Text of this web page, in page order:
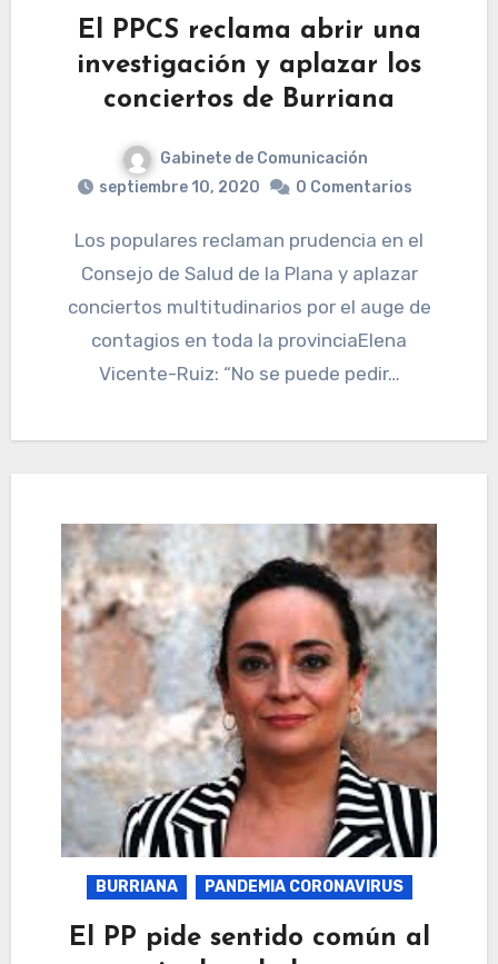
El PPCS reclama abrir una
investigación y aplazar los
conciertos de Burriana
Gabinete de Comunicación
septiembre 10, 2020
0 Comentarios
Los populares reclaman prudencia en el
Consejo de Salud de la Plana y aplazar
conciertos multitudinarios por el auge de
contagios en toda la provinciaElena
Vicente-Ruiz: “No se puede pedir…
BURRIANA PANDEMIA CORONAVIRUS
El PP pide sentido común al